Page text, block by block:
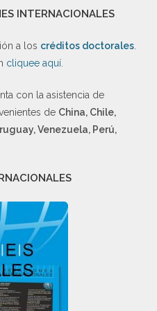
INTERNACIONALES
a los créditos doctorales
cliquee aquí
con la asistencia de
de China, Chile,
Venezuela, Perú,